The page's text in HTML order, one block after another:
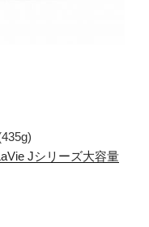
Jシリーズ大容量